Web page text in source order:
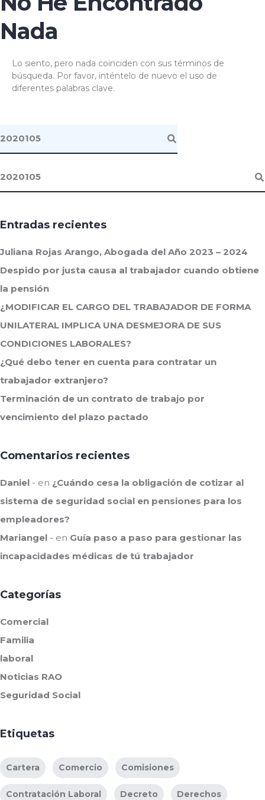
Nada
Lo siento, pero nada coinciden con sus términos de
búsqueda. Por favor, inténtelo de nuevo el uso de
diferentes palabras clave.
Entradas recientes
Juliana Rojas Arango, Abogada del Año 2023 – 2024
Despido por justa causa al trabajador cuando obtiene
la pensión
¿MODIFICAR EL CARGO DEL TRABAJADOR DE FORMA
UNILATERAL IMPLICA UNA DESMEJORA DE SUS
CONDICIONES LABORALES?
¿Qué debo tener en cuenta para contratar un
trabajador extranjero?
Terminación de un contrato de trabajo por
vencimiento del plazo pactado
Comentarios recientes
Daniel en ¿Cuándo cesa la obligación de cotizar al
sistema de seguridad social en pensiones para los
empleadores?
Mariangel
en Guía paso a paso para gestionar las
incapacidades médicas de tú trabajador
Categorías
Comercial
Familia
laboral
Noticias RAO
Seguridad Social
Etiquetas
Cartera Comercio Comisiones
Contratación Laboral Decreto Derechos